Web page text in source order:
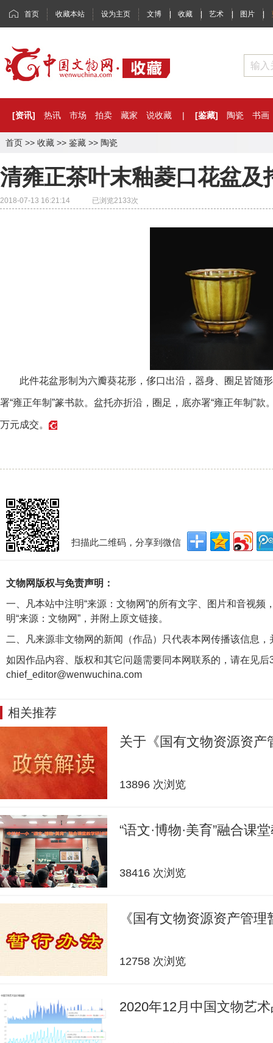
首页 收藏本站 设为主页 文博 | 收藏 | 艺术 | 图片 |
[资讯] 热讯 市场 拍卖 藏家 说收藏 | [鉴藏] 陶瓷 书画
首页 >> 收藏 >> 鉴藏 >> 陶瓷
清雍正茶叶末釉菱口花盆及
2018-07-13 16:21:14 已浏览2133次
此件花盆形制为六瓣葵花形，侈口出沿，器身、圈足皆随
署“雍正年制”篆书款。盆托亦折沿，圈足，底亦署“雍正年制”
万元成交。
扫描此二维码，分享到微信
文物网版权与免责声明：
一、凡本站中注明“来源：文物网”的所有文字、图片和音视
明“来源：文物网”，并附上原文链接。
二、凡来源非文物网的新闻（作品）只代表本网传播该信息
如因作品内容、版权和其它问题需要同本网联系的，请在见后
chief_editor@wenwuchina.com
相关推荐
关于《国有文物资源资
13896 次浏览
“语文·博物·美育”融合课
38416 次浏览
《国有文物资源资产管
12758 次浏览
2020年12月中国文物艺